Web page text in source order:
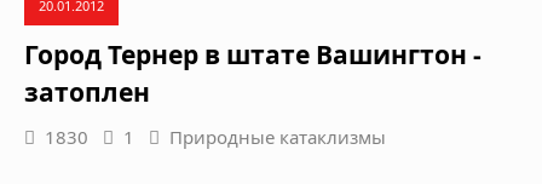
20.01.2012
Город Тернер в штате Вашингтон -
затоплен
1830 1 Природные катаклизмы